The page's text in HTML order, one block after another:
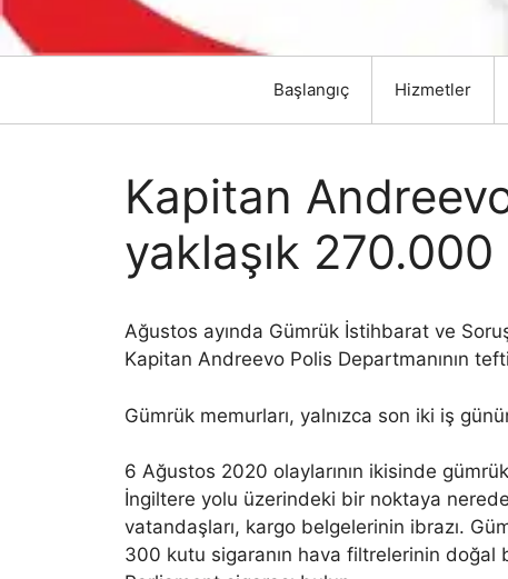
Başlangıç Hizmetler
Kapitan
yaklaşık 270.000
Ağustos ayında Gümrük İstihbarat ve
Kapitan Andreevo Polis Departmanının
Gümrük memurları, yalnızca son iki iş
6 Ağustos 2020 olaylarının ikisinde
İngiltere yolu üzerindeki bir noktaya
vatandaşları, kargo belgelerinin ibrazı.
300 kutu sigaranın hava filtrelerinin doğal